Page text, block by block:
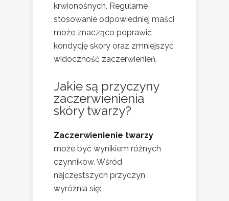
krwionośnych. Regularne
stosowanie odpowiedniej maści
może znacząco poprawić
kondycję skóry oraz zmniejszyć
widoczność zaczerwienień.
Jakie są przyczyny
zaczerwienienia
skóry twarzy?
Zaczerwienienie twarzy
może być wynikiem różnych
czynników. Wśród
najczęstszych przyczyn
wyróżnia się: